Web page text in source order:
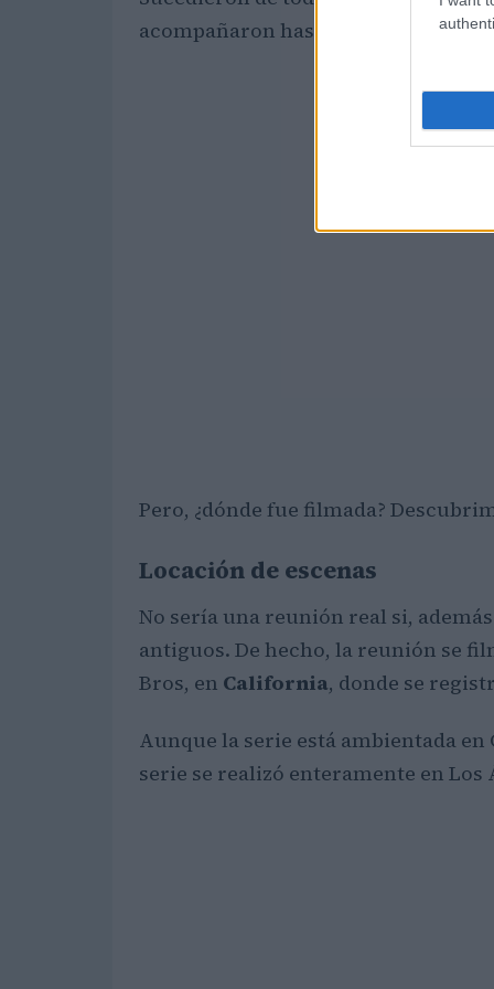
acompañaron hasta el final
Pero, ¿dónde fue filmada?
Locación de escenas
No sería una reunión real si,
antiguos. De hecho, la reunión se
Bros, en California, donde se
Aunque la serie está ambientada
serie se realizó enteramente en Los